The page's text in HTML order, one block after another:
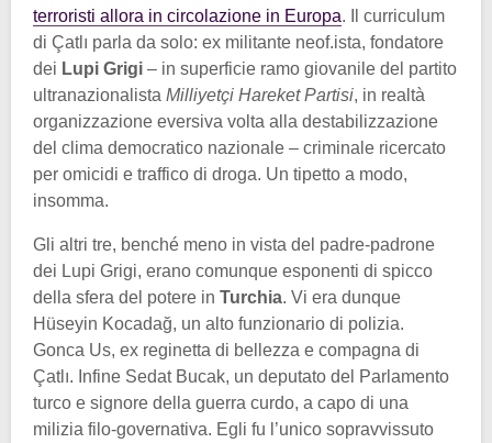
terroristi allora in circolazione in Europa. Il curriculum
di Çatlı parla da solo: ex militante neof.ista, fondatore
dei Lupi Grigi – in superficie ramo giovanile del partito
ultranazionalista Milliyetçi Hareket Partisi, in realtà
organizzazione eversiva volta alla destabilizzazione
del clima democratico nazionale – criminale ricercato
per omicidi e traffico di droga. Un tipetto a modo,
insomma.
Gli altri tre, benché meno in vista del padre-padrone
dei Lupi Grigi, erano comunque esponenti di spicco
della sfera del potere in Turchia. Vi era dunque
Hüseyin Kocadağ, un alto funzionario di polizia.
Gonca Us, ex reginetta di bellezza e compagna di
Çatlı. Infine Sedat Bucak, un deputato del Parlamento
turco e signore della guerra curdo, a capo di una
milizia filo-governativa. Egli fu l’unico sopravvissuto